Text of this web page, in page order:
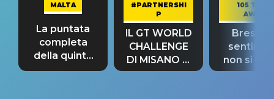
MALTA
La puntata
completa
della quinta
tappa
#PARTNERSHI
P
IL GT WORLD
CHALLENGE
DI MISANO si
riconferma
105 TAKE
AWAY
Bresh:
non si
fino alla